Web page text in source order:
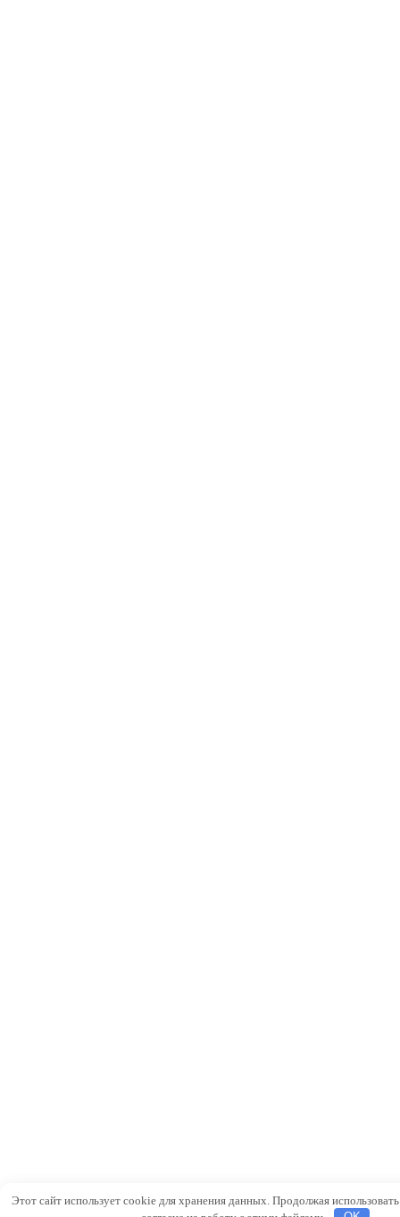
Этот сайт использует cookie для хранения данных. Продолжая